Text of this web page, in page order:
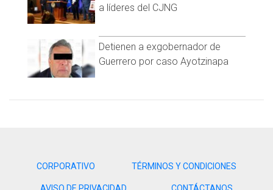
a líderes del CJNG
Detienen a exgobernador de
Guerrero por caso Ayotzinapa
CORPORATIVO TÉRMINOS Y CONDICIONES